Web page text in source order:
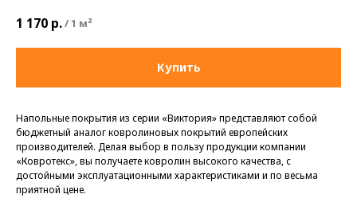
1 170 р./1 м²
Купить
Напольные покрытия из серии «Виктория» представляют собой
бюджетный аналог ковролиновых покрытий европейских
производителей. Делая выбор в пользу продукции компании
«Ковротекс», вы получаете ковролин высокого качества, с
достойными эксплуатационными характеристиками и по весьма
приятной цене.